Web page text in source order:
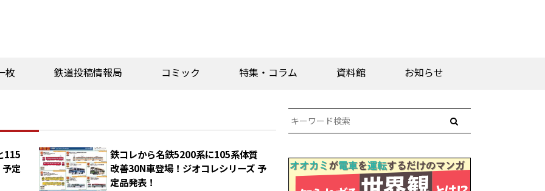
枚 鉄道投稿情報局 コミック 特集・コラム 資料館 お知らせ
115
定
鉄コレから名鉄5200系に105系体質
改善30N車登場！ジオコレシリーズ 予
定品発表！